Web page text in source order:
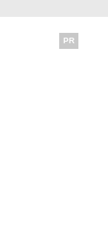
PR